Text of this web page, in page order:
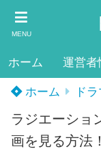
MENU
ホーム 運営者
ホーム ド
ラジエーショ
画を見る方法